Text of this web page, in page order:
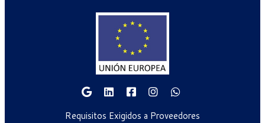
Requisitos Exigidos a Proveedores